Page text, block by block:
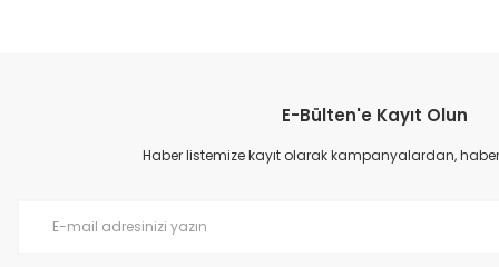
Ürün resmi kalitesiz, bozuk veya görüntülenemiyor.
Ürün açıklamasında eksik bilgiler bulunuyor.
E-Bülten'e Kayıt Olun
Haber listemize kayıt olarak kampanyalardan,